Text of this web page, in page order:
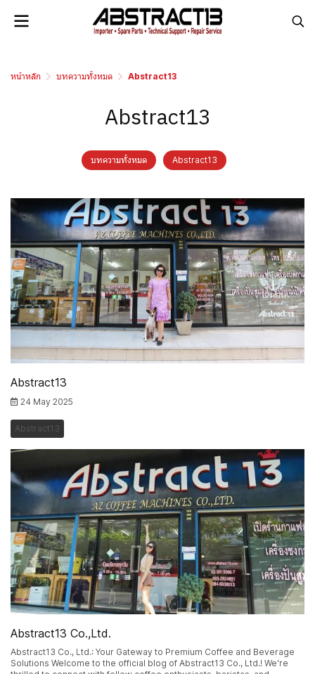
หน้าหลัก บทความทั้งหมด Abstract13
Abstract13
บทความทั้งหมด Abstract13
Abstract13
24 May 2025
Abstract13
Abstract13 Co.,Ltd.
Abstract13 Co., Ltd.: Your Gateway to Premium Coffee and Beverage
Solutions Welcome to the official blog of Abstract13 Co., Ltd.! We're